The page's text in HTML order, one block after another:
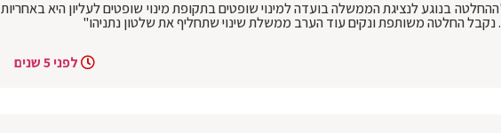
בנוגע לנציגת הממשלה בועדה למינוי שופטים בתקופת מינוי שופטים לעליון היא באחריות
נקבל החלטה משותפת ונקים עוד הערב ממשלת שינוי שתחליף את שלטון נתניהו"
לפני 5 שנים